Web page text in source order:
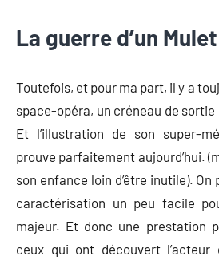
La guerre d’un
Toutefois, et pour ma part, il y a
space-opéra, un créneau de
Et l’illustration de son super-
prouve parfaitement aujourd’hui.
son enfance loin d’être inutile).
caractérisation un peu facile
majeur. Et donc une prestation
ceux qui ont découvert l’acteur